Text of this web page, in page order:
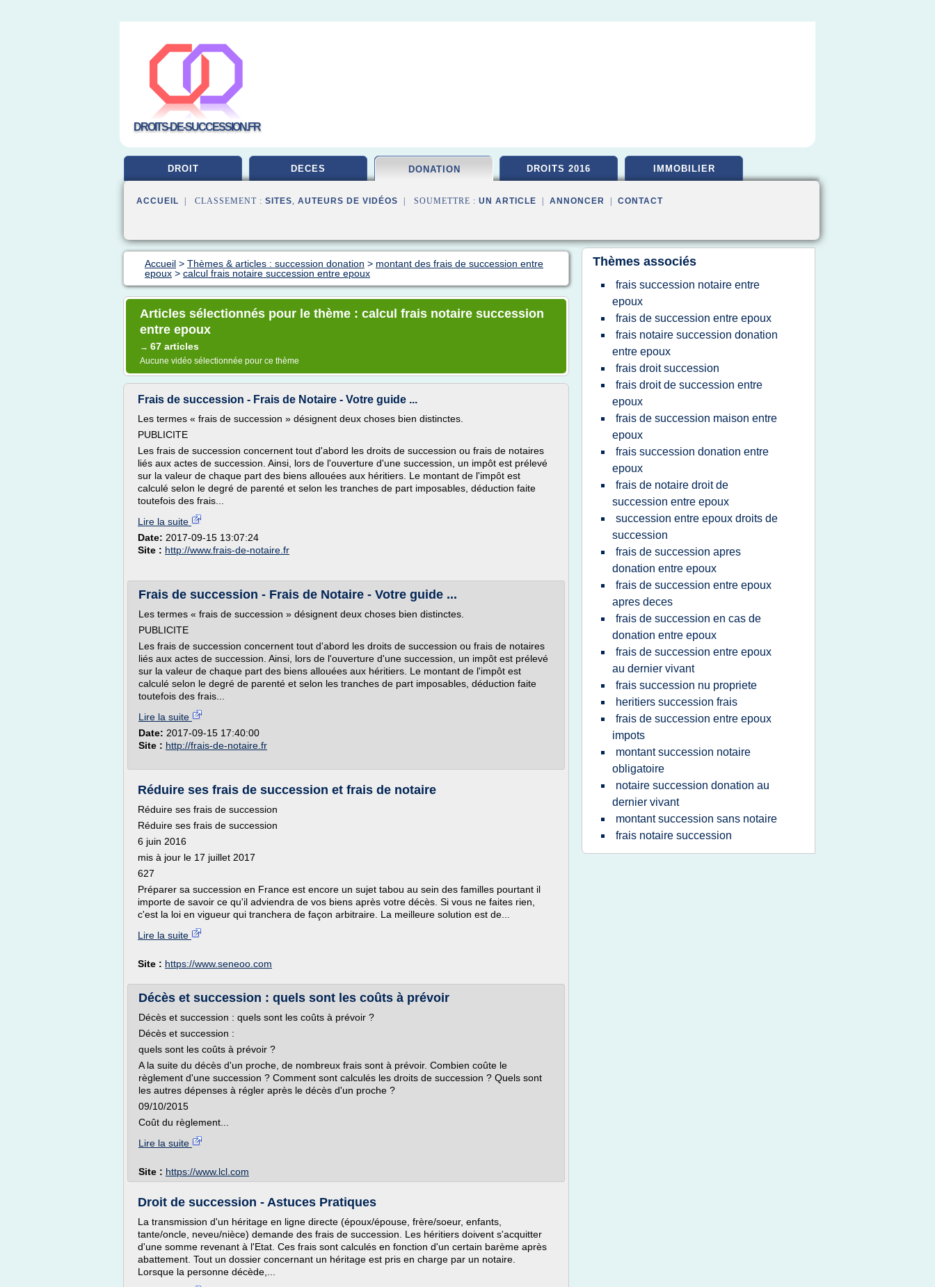
DROITS-DE-SUCCESSION.FR
DROIT DECES DONATION DROITS 2016 IMMOBILIER
ACCUEIL | CLASSEMENT : SITES, AUTEURS DE VIDÉOS | SOUMETTRE : UN ARTICLE ANNONCER CONTACT
Accueil > Thèmes & articles : succession donation > montant des frais de succession entre
epoux > calcul frais notaire succession entre epoux
Articles sélectionnés pour le thème : calcul frais notaire succession
entre epoux
→ 67 articles
Aucune vidéo sélectionnée pour ce thème
Frais de succession - Frais de Notaire - Votre guide ...
Les termes « frais de succession » désignent deux choses bien distinctes.
PUBLICITE
Les frais de succession concernent tout d'abord les droits de succession ou frais de notaires
liés aux actes de succession. Ainsi, lors de l'ouverture d'une succession, un impôt est prélevé
sur la valeur de chaque part des biens allouées aux héritiers. Le montant de l'impôt est
calculé selon le degré de parenté et selon les tranches de part imposables, déduction faite
toutefois des frais...
Lire la suite
Date: 2017-09-15 13:07:24
Site : http://www.frais-de-notaire.fr
Frais de succession - Frais de Notaire - Votre guide ...
Les termes « frais de succession » désignent deux choses bien distinctes.
PUBLICITE
Les frais de succession concernent tout d'abord les droits de succession ou frais de notaires
liés aux actes de succession. Ainsi, lors de l'ouverture d'une succession, un impôt est prélevé
sur la valeur de chaque part des biens allouées aux héritiers. Le montant de l'impôt est
calculé selon le degré de parenté et selon les tranches de part imposables, déduction faite
toutefois des frais...
Lire la suite
Date: 2017-09-15 17:40:00
Site : http://frais-de-notaire.fr
Réduire ses frais de succession et frais de notaire
Réduire ses frais de succession
Réduire ses frais de succession
6 juin 2016
mis à jour le 17 juillet 2017
627
Préparer sa succession en France est encore un sujet tabou au sein des familles pourtant il
importe de savoir ce qu'il adviendra de vos biens après votre décès. Si vous ne faites rien,
c'est la loi en vigueur qui tranchera de façon arbitraire. La meilleure solution est de...
Lire la suite
Site : https://www.seneoo.com
Décès et succession : quels sont les coûts à prévoir
Décès et succession : quels sont les coûts à prévoir ?
Décès et succession :
quels sont les coûts à prévoir ?
A la suite du décès d'un proche, de nombreux frais sont à prévoir. Combien coûte le
règlement d'une succession ? Comment sont calculés les droits de succession ? Quels sont
les autres dépenses à régler après le décès d'un proche ?
09/10/2015
Coût du règlement...
Lire la suite
Site : https://www.lcl.com
Droit de succession - Astuces Pratiques
La transmission d'un héritage en ligne directe (époux/épouse, frère/soeur, enfants,
tante/oncle, neveu/nièce) demande des frais de succession. Les héritiers doivent s'acquitter
d'une somme revenant à l'Etat. Ces frais sont calculés en fonction d'un certain barème après
abattement. Tout un dossier concernant un héritage est pris en charge par un notaire.
Lorsque la personne décède,...
Thèmes associés
frais succession notaire entre
epoux
frais de succession entre epoux
frais notaire succession donation
entre epoux
frais droit succession
frais droit de succession entre
epoux
frais de succession maison entre
epoux
frais succession donation entre
epoux
frais de notaire droit de
succession entre epoux
succession entre epoux droits de
succession
frais de succession apres
donation entre epoux
frais de succession entre epoux
apres deces
frais de succession en cas de
donation entre epoux
frais de succession entre epoux
au dernier vivant
frais succession nu propriete
heritiers succession frais
frais de succession entre epoux
impots
montant succession notaire
obligatoire
notaire succession donation au
dernier vivant
montant succession sans notaire
frais notaire succession